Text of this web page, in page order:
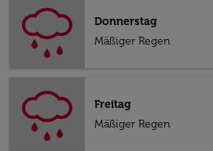
Donnerstag
Mäßiger Regen
Freitag
Mäßiger Regen